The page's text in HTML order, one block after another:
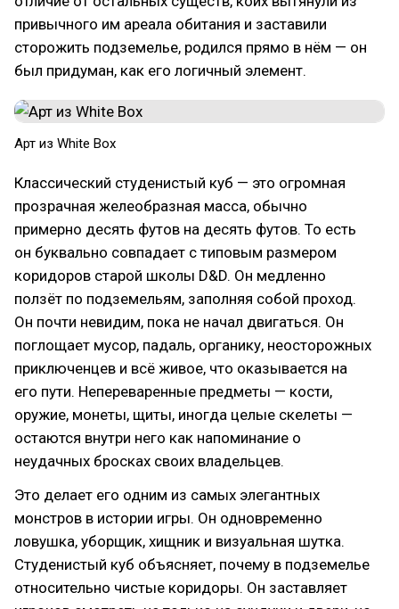
привычного им ареала обитания и заставили
сторожить подземелье, родился прямо в нём — он
был придуман, как его логичный элемент.
Арт из White Box
Классический студенистый куб — это огромная
прозрачная желеобразная масса, обычно
примерно десять футов на десять футов. То есть
он буквально совпадает с типовым размером
коридоров старой школы D&D. Он медленно
ползёт по подземельям, заполняя собой проход.
Он почти невидим, пока не начал двигаться. Он
поглощает мусор, падаль, органику, неосторожных
приключенцев и всё живое, что оказывается на
его пути. Непереваренные предметы — кости,
оружие, монеты, щиты, иногда целые скелеты —
остаются внутри него как напоминание о
неудачных бросках своих владельцев.
Это делает его одним из самых элегантных
монстров в истории игры. Он одновременно
ловушка, уборщик, хищник и визуальная шутка.
Студенистый куб объясняет, почему в подземелье
относительно чистые коридоры. Он заставляет